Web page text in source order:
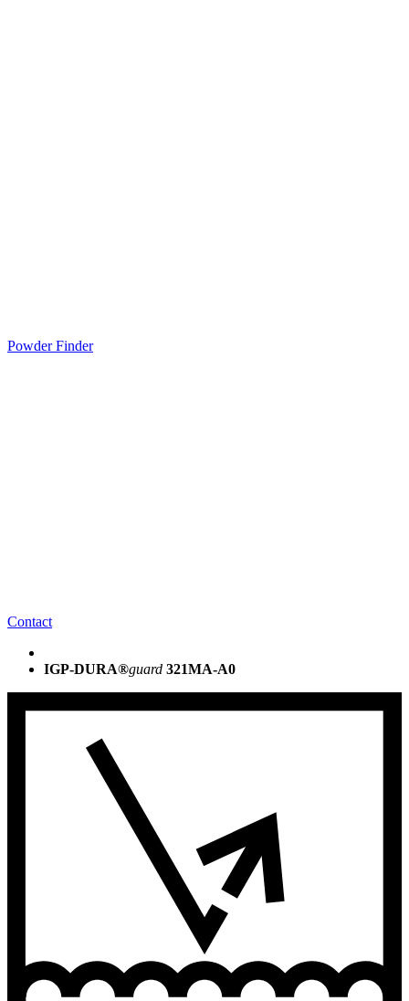
Powder Finder
Contact
IGP-DURA®guard 321MA-A0